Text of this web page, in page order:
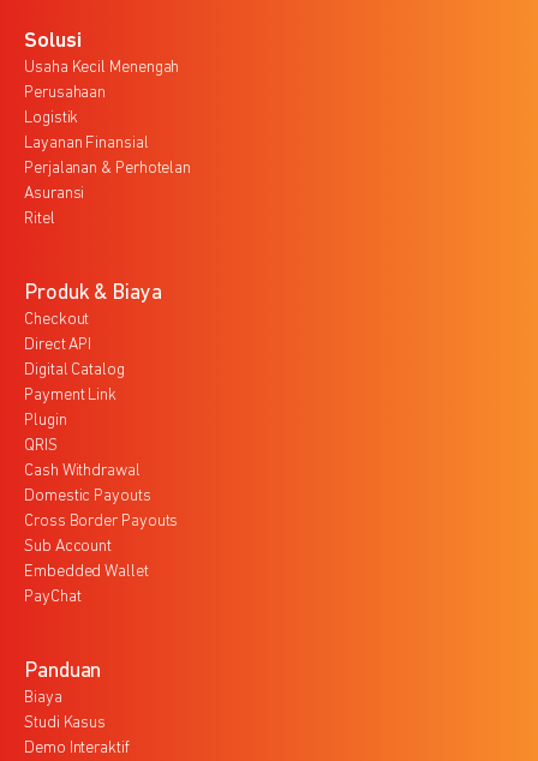
Solusi
Usaha Kecil Menengah
Perusahaan
Logistik
Layanan Finansial
Perjalanan & Perhotelan
Asuransi
Ritel
Produk & Biaya
Checkout
Direct API
Digital Catalog
Payment Link
Plugin
QRIS
Cash Withdrawal
Domestic Payouts
Cross Border Payouts
Sub Account
Embedded Wallet
PayChat
Panduan
Biaya
Studi Kasus
Demo Interaktif